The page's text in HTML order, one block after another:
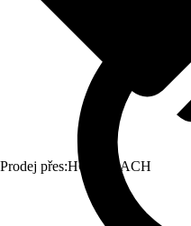
Prodej přes:HORNBACH